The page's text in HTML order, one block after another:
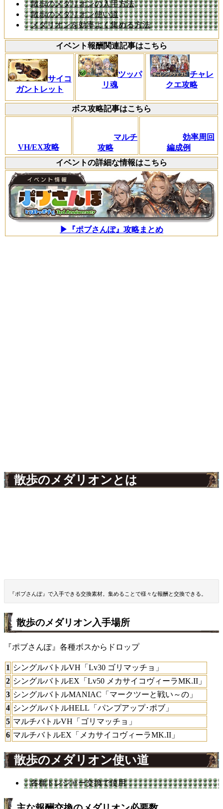
散歩のメダリオンの入手方法
散歩のメダリオン使い道
メダリオンを効率よく集める方法
イベント報酬関連記事はこちら
サイコ
ガントレット
ツッパ
リ魂
チャレ
クエ攻略
ボス攻略記事はこちら
VH/EX攻略
マルチ
攻略
効率周回
編成例
イベントの詳細な情報はこちら
▶『ポブさんぽ』攻略まとめ
散歩のメダリオンとは
『ポブさんぽ』で入手できる交換素材。集めることで様々な報酬と交換できる。
散歩のメダリオン入手場所
『ポブさんぽ』各種ボスからドロップ
1 シングルバトルVH「Lv30 ゴリマッチョ」
2 シングルバトルEX「Lv50 メカサイコヴィーラMK.II」
3 シングルバトルMANIAC「マークツーと戦い～の」
4 シングルバトルHELL「パンプアップ･ポブ」
5 マルチバトルVH「ゴリマッチョ」
6 マルチバトルEX「メカサイコヴィーラMK.II」
散歩のメダリオン使い道
各種トレジャー交換で使用